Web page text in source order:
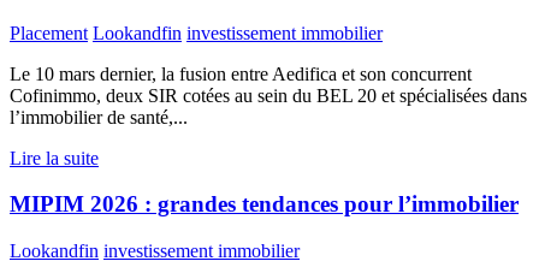
Placement Lookandfin investissement immobilier
Le 10 mars dernier, la fusion entre Aedifica et son concurrent
Cofinimmo, deux SIR cotées au sein du BEL 20 et spécialisées dans
l’immobilier de santé,...
Lire la suite
MIPIM 2026 : grandes tendances pour l’immobilier
Lookandfin investissement immobilier